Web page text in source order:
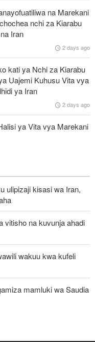
wakuu kwa kufeli
wa serikali kutaka
Katibu Mkuu wa
wa wagombea wa
na Marekani
nchi za Kiarabu
Iran
2 days ago
kati ya Nchi za Kiarabu
Uajemi Kuhusu Vita vya
ya Iran
2 days ago
ya Vita vya Marekani
ulipizaji kisasi wa Iran,
vitisho na kuvunja ahadi
wakuu kwa kufeli
mamluki wa Saudia